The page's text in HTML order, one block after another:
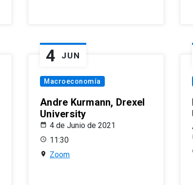
4 JUN
Macroeconomía
Andre Kurmann, Drexel
University
4 de Junio de 2021
11:30
Zoom